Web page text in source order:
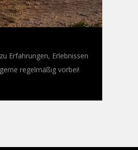
Erfahrungen, Erlebnissen
regelmäßig vorbei!